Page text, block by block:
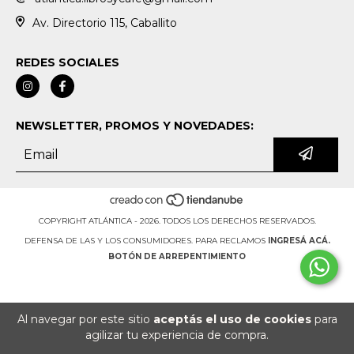
Al navegar por este sitio aceptás el uso de cookiespara
agilizar tu experiencia de compra.
Av. Directorio 115, Caballito
REDES SOCIALES
NEWSLETTER, PROMOS Y NOVEDADES:
COPYRIGHT ATLÁNTICA - 2026. TODOS LOS DERECHOS RESERVADOS.
DEFENSA DE LAS Y LOS CONSUMIDORES. PARA RECLAMOS INGRESÁ ACÁ.
BOTÓN DE ARREPENTIMIENTO